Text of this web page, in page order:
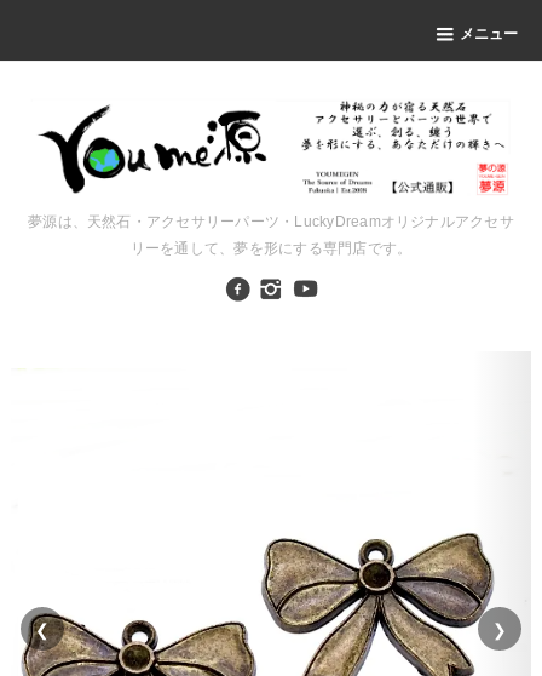
メニュー
夢源は、天然石・アクセサリーパーツ・LuckyDreamオリジナルアクセサ
リーを通して、夢を形にする専門店です。
❮ ❯